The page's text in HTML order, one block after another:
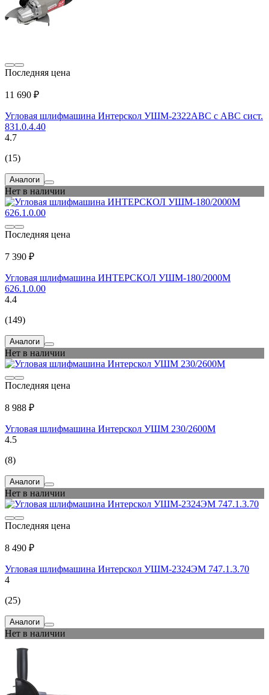
Последняя цена
11 690 ₽
Угловая шлифмашина Интерскол УШМ-2322АВС с АВС сист.
831.0.4.40
4.7
(15)
Аналоги
Нет в наличии
Последняя цена
7 390 ₽
Угловая шлифмашина ИНТЕРСКОЛ УШМ-180/2000М
626.1.0.00
4.4
(149)
Аналоги
Нет в наличии
Последняя цена
8 988 ₽
Угловая шлифмашина Интерскол УШМ 230/2600М
4.5
(8)
Аналоги
Нет в наличии
Последняя цена
8 490 ₽
Угловая шлифмашина Интерскол УШМ-2324ЭМ 747.1.3.70
4
(25)
Аналоги
Нет в наличии